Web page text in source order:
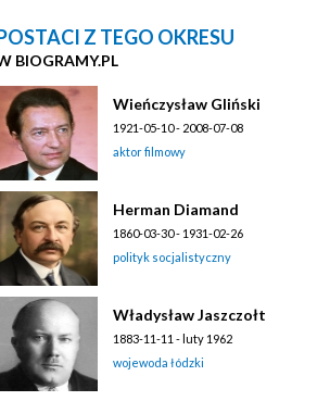
Z TEGO OKRESU
BIOGRAMY.PL
Wieńczysław Gliński
1921-05-10 - 2008-07-08
aktor filmowy
Herman Diamand
1860-03-30 - 1931-02-26
polityk socjalistyczny
Władysław Jaszczołt
1883-11-11 - luty 1962
wojewoda łódzki